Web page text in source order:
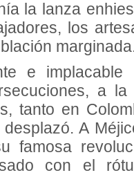
la lanza
los
e implacable
a
tanto en
A
famosa
con el